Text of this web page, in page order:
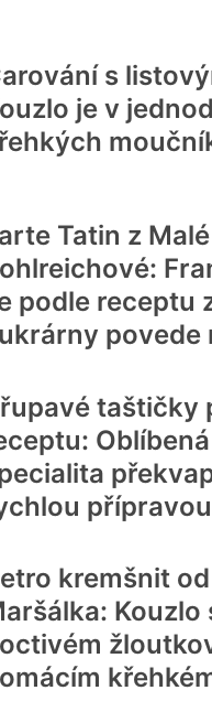
s
je v
Tatin z
podle receptu
povede
taštičky
přípravou
kremšnit
Kouzlo